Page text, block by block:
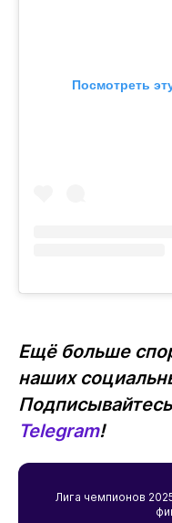
Посмотреть
Ещё больше
наших
Telegram!
Лига чемпионов